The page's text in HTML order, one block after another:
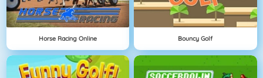
Horse Racing Online Bouncy Golf